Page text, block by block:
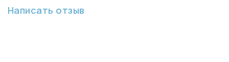
Написать отзыв